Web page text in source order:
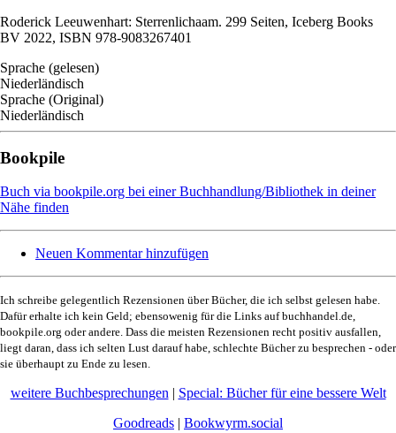
Roderick Leeuwenhart: Sterrenlichaam. ‎299 Seiten, Iceberg Books
BV 2022, ISBN 978-9083267401
Sprache (gelesen)
Niederländisch
Sprache (Original)
Niederländisch
Bookpile
Buch via bookpile.org bei einer Buchhandlung/Bibliothek in deiner
Nähe finden
Neuen Kommentar hinzufügen
Ich schreibe gelegentlich Rezensionen über Bücher, die ich selbst gelesen habe.
Dafür erhalte ich kein Geld; ebensowenig für die Links auf buchhandel.de,
bookpile.org oder andere. Dass die meisten Rezensionen recht positiv ausfallen,
liegt daran, dass ich selten Lust darauf habe, schlechte Bücher zu besprechen - oder
sie überhaupt zu Ende zu lesen.
weitere Buchbesprechungen | Special: Bücher für eine bessere Welt
Goodreads | Bookwyrm.social